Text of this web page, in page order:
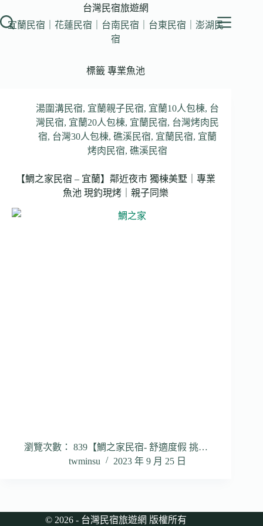
至
台灣民宿旅遊網
宜蘭民宿｜花蓮民宿｜台南民宿｜台東民宿｜澎湖民
宿
標籤 專業魚池
湯圍溝民宿, 宜蘭親子民宿, 宜蘭10人包棟, 台
灣民宿, 宜蘭20人包棟, 宜蘭民宿, 台灣烤肉民
宿, 台灣30人包棟,礁溪民宿, 宜蘭民宿, 宜蘭
烤肉民宿,礁溪民宿
【鯛之家民宿 – 宜蘭】鄰近夜市 獨棟美墅｜專業
魚池 現釣現烤｜親子同樂
瀏覽次數： 839【鯛之家民宿- 舒適度假 挑…
twminsu
2023 年 9 月 25 日
© 2026 - 台灣民宿旅遊網 版權所有